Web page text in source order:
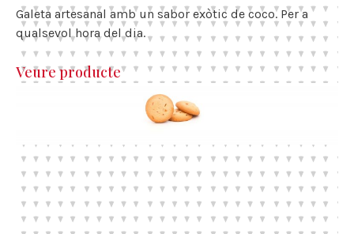
Galeta artesanal amb un sabor exòtic de coco. Per a
qualsevol hora del dia.
Veure producte